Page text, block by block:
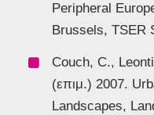
Peripheral
Brussels, TSER
Couch, C.,
(επιμ.) 2007.
Landscapes,